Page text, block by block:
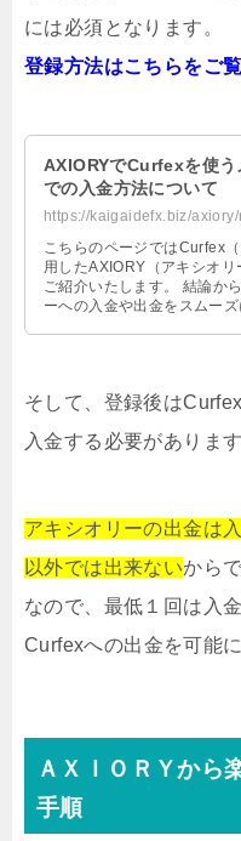
には必須となります。
登録方法はこちらをご
AXIORYでCurfexを使
での入金方法について
https://kaigaidefx.biz/
こちらのページではCurfex
用したAXIORY（アキシオ
ご紹介いたします。 結論か
ーへの入金や出金をスムー
そして、登録後は
入金する必要があります
アキシオリーの出金は
以外では出来ないからで
なので、最低１回は入
Curfexへの出金を可能
ＡＸＩＯＲＹから
手順